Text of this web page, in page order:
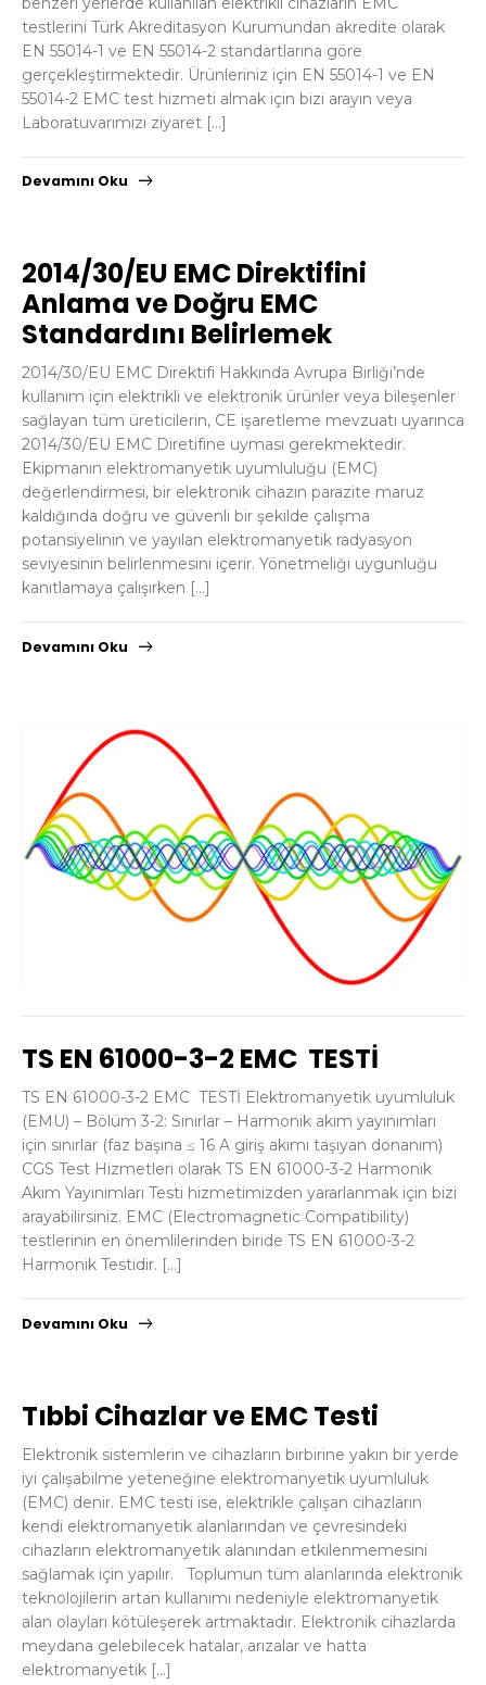
testlerini Türk Akreditasyon Kurumundan akredite olarak
EN 55014-1 ve EN 55014-2 standartlarına göre
gerçekleştirmektedir. Ürünleriniz için EN 55014-1 ve EN
55014-2 EMC test hizmeti almak için bizi arayın veya
Laboratuvarımızı ziyaret […]
Devamını Oku
2014/30/EU EMC Direktifini
Anlama ve Doğru EMC
Standardını Belirlemek
2014/30/EU EMC Direktifi Hakkında Avrupa Birliği’nde
kullanım için elektrikli ve elektronik ürünler veya bileşenler
sağlayan tüm üreticilerin, CE işaretleme mevzuatı uyarınca
2014/30/EU EMC Diretifine uyması gerekmektedir.
Ekipmanın elektromanyetik uyumluluğu (EMC)
değerlendirmesi, bir elektronik cihazın parazite maruz
kaldığında doğru ve güvenli bir şekilde çalışma
potansiyelinin ve yayılan elektromanyetik radyasyon
seviyesinin belirlenmesini içerir. Yönetmeliği uygunluğu
kanıtlamaya çalışırken […]
Devamını Oku
TS EN 61000-3-2 EMC TESTİ
TS EN 61000-3-2 EMC TESTİ Elektromanyetik uyumluluk
(EMU) – Bölüm 3-2: Sınırlar – Harmonik akım yayınımları
için sınırlar (faz başına ≤ 16 A giriş akımı taşıyan donanım)
CGS Test Hizmetleri olarak TS EN 61000-3-2 Harmonik
Akım Yayınımları Testi hizmetimizden yararlanmak için bizi
arayabilirsiniz. EMC (Electromagnetic Compatibility)
testlerinin en önemlilerinden biride TS EN 61000-3-2
Harmonik Testidir. […]
Devamını Oku
Tıbbi Cihazlar ve EMC Testi
Elektronik sistemlerin ve cihazların birbirine yakın bir yerde
iyi çalışabilme yeteneğine elektromanyetik uyumluluk
(EMC) denir. EMC testi ise, elektrikle çalışan cihazların
kendi elektromanyetik alanlarından ve çevresindeki
cihazların elektromanyetik alanından etkilenmemesini
sağlamak için yapılır. Toplumun tüm alanlarında elektronik
teknolojilerin artan kullanımı nedeniyle elektromanyetik
alan olayları kötüleşerek artmaktadır. Elektronik cihazlarda
meydana gelebilecek hatalar, arızalar ve hatta
elektromanyetik […]